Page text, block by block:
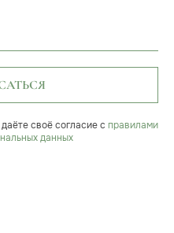
своё согласие с правилами
данных